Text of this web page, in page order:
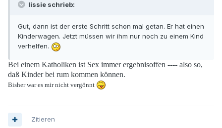
lissie schrieb:
Gut, dann ist der erste Schritt schon mal getan. Er hat einen
Kinderwagen. Jetzt müssen wir ihm nur noch zu einem Kind
verhelfen.
Bei einem Katholiken ist Sex immer ergebnisoffen ---- also so,
daß Kinder bei rum kommen können.
Bisher war es mir nicht vergönnt
Zitieren